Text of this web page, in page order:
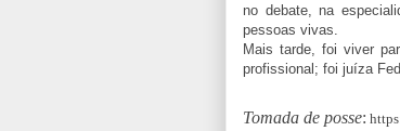
no debate, na
pessoas vivas.
Mais tarde, foi viver
profissional; foi juíza
Tomada de posse: